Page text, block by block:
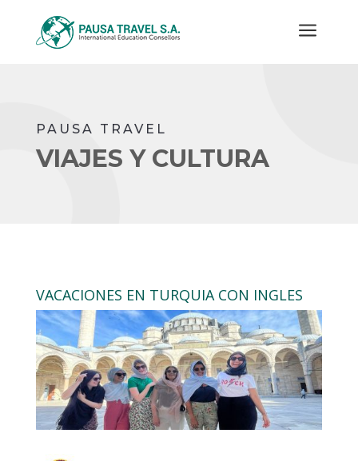
a
PAUSA TRAVEL
VIAJES Y CULTURA
VACACIONES EN TURQUIA CON INGLES